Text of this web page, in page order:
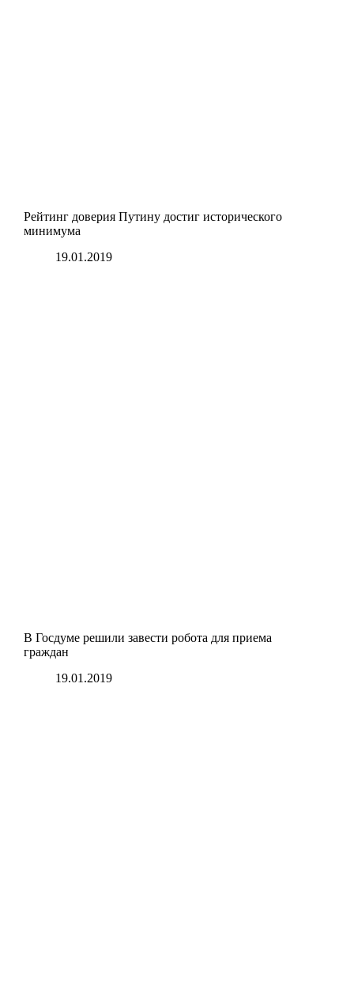
Рейтинг доверия Путину достиг исторического
минимума
19.01.2019
В Госдуме решили завести робота для приема
граждан
19.01.2019